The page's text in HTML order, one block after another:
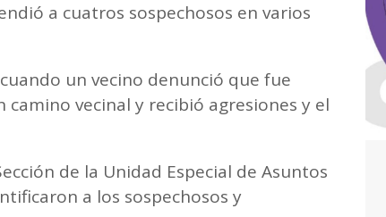
a cuatros sospechosos en varios
un vecino denunció que fue
vecinal y recibió agresiones y el
de la Unidad Especial de Asuntos
a los sospechosos y